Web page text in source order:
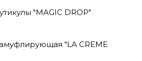
"MAGIC DROP"
"LA CREME